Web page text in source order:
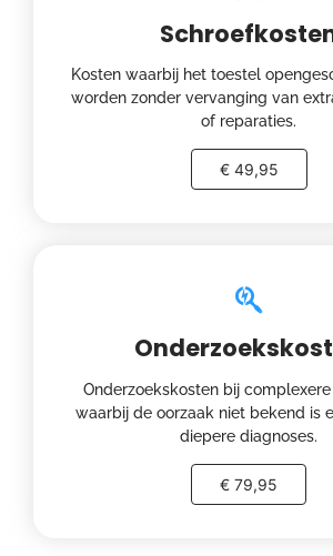
Kosten waarbij het toestel
worden zonder vervanging van
of reparaties.
€ 49,95
Onderzoekskosten bij
waarbij de oorzaak niet bekend is
diepere diagnoses.
€ 79,95